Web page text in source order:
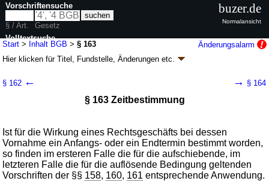
Start > Inhalt BGB >§ 163
Änderungsalarm
Hier klicken fürTitel, Fundstelle, Änderungen etc.
Artikel 6G. v. 23.07.2026BGBl. 2026 I Nr. 226
180 weitere Fassungen | wird in 2387 Vorschriften zitiert
Buch 1 Allgemeiner Teil
Abschnitt 3 Rechtsgeschäfte
Titel 4 Bedingung und Zeitbestimmung
§ 162 ← → § 164
§ 163 Zeitbestimmung
Ist für die Wirkung eines Rechtsgeschäfts bei dessen
Vornahme ein Anfangs- oder ein Endtermin bestimmt worden,
so finden im ersteren Falle die für die aufschiebende, im
letzteren Falle die für die auflösende Bedingung geltenden
Vorschriften der §§ 158, 160, 161 entsprechende Anwendung.
Vorschriftensuche
§ / Art.
Gesetz
Volltextsuche
nur in BGB
buzer.de
Normalansicht